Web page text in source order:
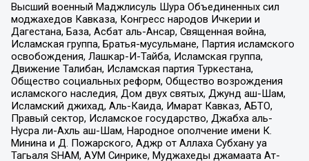
Высший военный Маджлисуль Шура Объединенных сил
моджахедов Кавказа, Конгресс народов Ичкерии и
Дагестана, База, Асбат аль-Ансар, Священная война,
Исламская группа, Братья-мусульмане, Партия исламского
освобождения, Лашкар-И-Тайба, Исламская группа,
Движение Талибан, Исламская партия Туркестана,
Общество социальных реформ, Общество возрождения
исламского наследия, Дом двух святых, Джунд аш-Шам,
Исламский джихад, Аль-Каида, Имарат Кавказ, АБТО,
Правый сектор, Исламское государство, Джабха аль-
Нусра ли-Ахль аш-Шам, Народное ополчение имени К.
Минина и Д. Пожарского, Аджр от Аллаха Субхану уа
Тагьаля SHAM, АУМ Синрике, Муджахеды джамаата Ат-